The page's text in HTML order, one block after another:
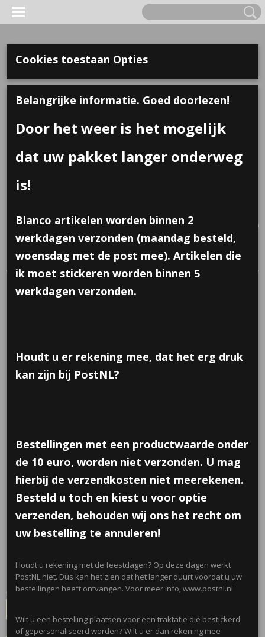
Geen producten
(0)
Home>Traktaties>Plexi muis met strik
Plexi muis met strik
€ 0,65 per stuk
Op voorraad - Levertijd 1 werkdag
Aantal
Cookies toestaan Opties
Belangrijke informatie. Goed doorlezen!
Door het weer is het mogelijk
dat uw pakket langer onderweg
is!
Blanco artikelen worden binnen 2
werkdagen verzonden (maandag besteld,
woensdag met de post mee). Artikelen die
ik moet stickeren worden binnen 5
werkdagen verzonden.
Houdt u er rekening mee, dat het erg druk
kan zijn bij PostNL?
Bestellingen met een productwaarde onder
de 10 euro, worden niet verzonden. U mag
hierbij de verzendkosten niet meerekenen.
Besteld u toch en kiest u voor optie
verzenden, behouden wij ons het recht om
uw bestelling te annuleren!
Houdt u rekening met de feestdagen? Op deze dagen werkt
PostNL niet. Dus kan het zien dat het langer duurt voordat u uw
bestellingen heeft ontvangen. Voor meer info; www.postnl.nl
Wilt u een bestelling plaatsen voor een traktatie die bestickerd
of gepersonaliseerd worden? Wilt u er dan rekening mee